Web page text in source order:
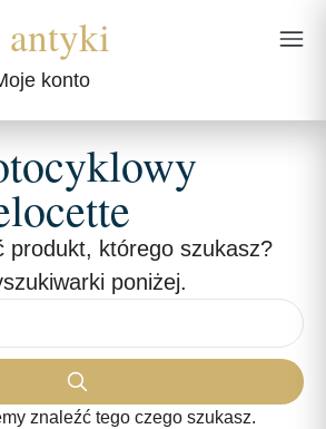
konto
produkt, którego szukasz?
poniżej.
znaleźć tego czego szukasz.